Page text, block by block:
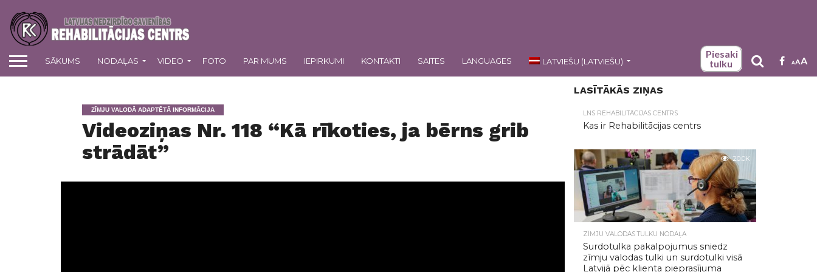
SĀKUMS NODAĻAS VIDEO FOTO PAR MUMS IEPIRKUMI KONTAKTI SAITES LANGUAGES LATVIEŠU (LATVIEŠU)
Piesaki
tulku
AAA
ZĪMJU VALODĀ ADAPTĒTĀ INFORMĀCIJA
Videoziņas Nr. 118 “Kā rīkoties, ja bērns grib
strādāt”
LASĪTĀKĀS ZIŅAS
LNS REHABILITĀCIJAS CENTRS
Kas ir Rehabilitācijas centrs
20.0K
ZĪMJU VALODAS TULKU NODAĻA
Surdotulka pakalpojumus sniedz
zīmju valodas tulki un surdotulki visā
Latvijā pēc klienta pieprasījuma